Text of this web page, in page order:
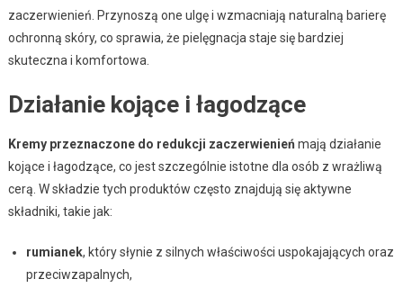
zaczerwienień. Przynoszą one ulgę i wzmacniają naturalną barierę
ochronną skóry, co sprawia, że pielęgnacja staje się bardziej
skuteczna i komfortowa.
Działanie kojące i łagodzące
Kremy przeznaczone do redukcji zaczerwienień mają działanie
kojące i łagodzące, co jest szczególnie istotne dla osób z wrażliwą
cerą. W składzie tych produktów często znajdują się aktywne
składniki, takie jak:
rumianek, który słynie z silnych właściwości uspokajających oraz
przeciwzapalnych,